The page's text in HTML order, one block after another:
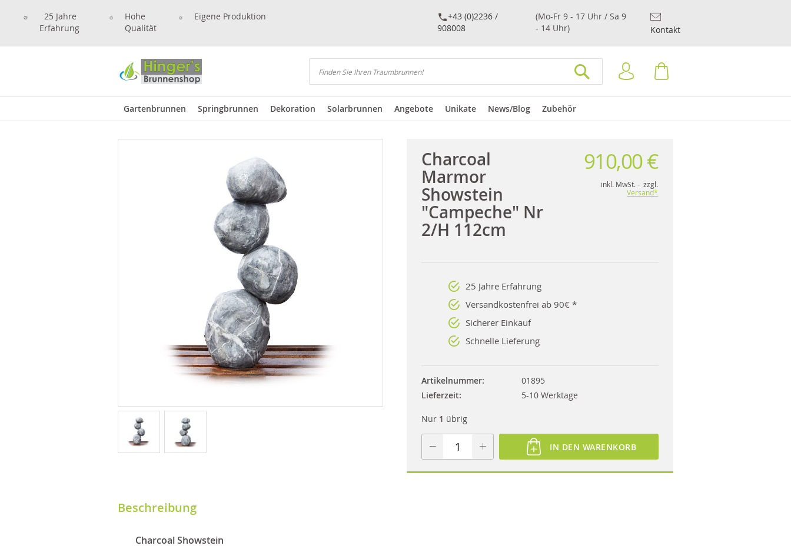
25 Jahre
Erfahrung
Hohe
Qualität
Eigene Produktion
+43 (0)2236 /
908008
(Mo-Fr 9 - 17 Uhr / Sa 9
- 14 Uhr)
Kontakt
Suchen
Anmelden
Gartenbrunnen Springbrunnen Dekoration Solarbrunnen Angebote Unikate News/Blog Zubehör
Charcoal
Marmor
Showstein
"Campeche" Nr
2/H 112cm
910,00 €
inkl. MwSt. - zzgl.
Versand*
25 Jahre Erfahrung
Versandkostenfrei ab 90€ *
Sicherer Einkauf
Schnelle Lieferung
Artikelnummer
01895
Lieferzeit
5-10 Werktage
Nur 1 übrig
IN DEN WARENKORB
Beschreibung
Charcoal Showstein